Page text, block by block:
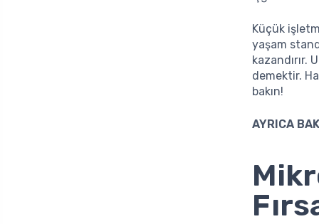
Küçük
yaşam
kazandırır.
demektir.
bakın!
AYRICA